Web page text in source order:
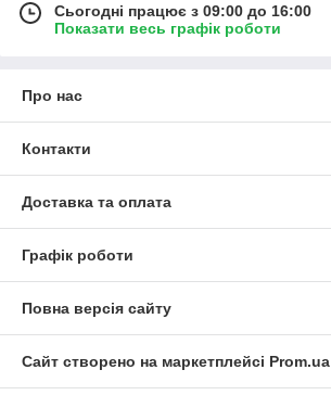
Сьогодні працює з 09:00 до 16:00
Показати весь графік роботи
Про нас
Контакти
Доставка та оплата
Графік роботи
Повна версія сайту
Сайт створено на маркетплейсі Prom.ua